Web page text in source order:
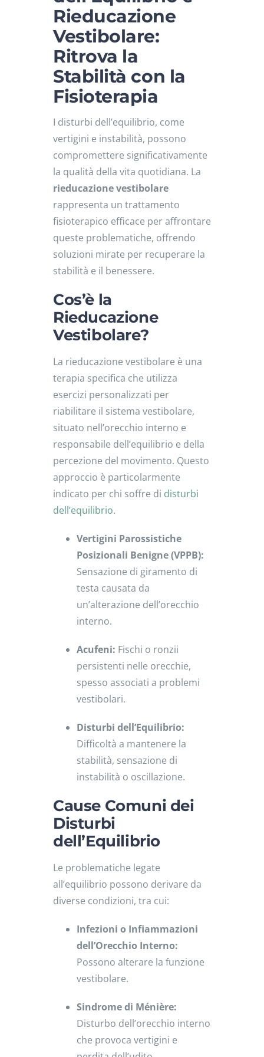
CONVENZIONI
Rieducazione
Vestibolare:
Ritrova la
Stabilità con la
Fisioterapia
I disturbi dell’equilibrio, come
vertigini e instabilità, possono
compromettere significativamente
la qualità della vita quotidiana. La
rieducazione vestibolare
rappresenta un trattamento
fisioterapico efficace per affrontare
queste problematiche, offrendo
soluzioni mirate per recuperare la
stabilità e il benessere.
Cos’è la
Rieducazione
Vestibolare?
La rieducazione vestibolare è una
terapia specifica che utilizza
esercizi personalizzati per
riabilitare il sistema vestibolare,
situato nell’orecchio interno e
responsabile dell’equilibrio e della
percezione del movimento. Questo
approccio è particolarmente
indicato per chi soffre di disturbi
dell’equilibrio.
Vertigini Parossistiche
Posizionali Benigne (VPPB):
Sensazione di giramento di
testa causata da
un’alterazione dell’orecchio
interno.
Acufeni: Fischi o ronzii
persistenti nelle orecchie,
spesso associati a problemi
vestibolari.
Disturbi dell’Equilibrio:
Difficoltà a mantenere la
stabilità, sensazione di
instabilità o oscillazione.
Cause Comuni dei
Disturbi
dell’Equilibrio
Le problematiche legate
all’equilibrio possono derivare da
diverse condizioni, tra cui:
Infezioni o Infiammazioni
dell’Orecchio Interno:
Possono alterare la funzione
vestibolare.
Sindrome di Ménière:
Disturbo dell’orecchio interno
che provoca vertigini e